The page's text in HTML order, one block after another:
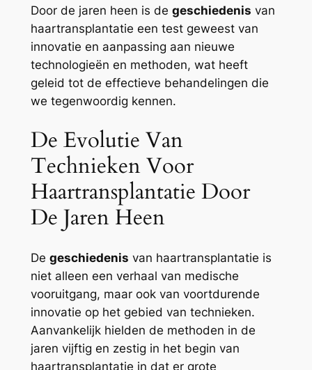
Door de jaren heen is de geschiedenis van
haartransplantatie een test geweest van
innovatie en aanpassing aan nieuwe
technologieën en methoden, wat heeft
geleid tot de effectieve behandelingen die
we tegenwoordig kennen.
De Evolutie Van
Technieken Voor
Haartransplantatie Door
De Jaren Heen
De geschiedenis van haartransplantatie is
niet alleen een verhaal van medische
vooruitgang, maar ook van voortdurende
innovatie op het gebied van technieken.
Aanvankelijk hielden de methoden in de
jaren vijftig en zestig in het begin van
haartransplantatie in dat er grote